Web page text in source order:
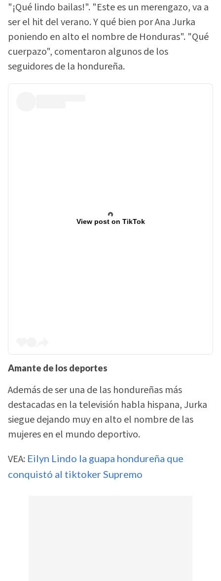
"¡Qué lindo bailas!". "Este es un merengazo, va a
ser el hit del verano. Y qué bien por Ana Jurka
poniendo en alto el nombre de Honduras". "Qué
cuerpazo", comentaron algunos de los
seguidores de la hondureña.
View post on TikTok
Amante de los deportes
Además de ser una de las hondureñas más
destacadas en la televisión habla hispana, Jurka
siegue dejando muy en alto el nombre de las
mujeres en el mundo deportivo.
VEA: Eilyn Lindo la guapa hondureña que
conquistó al tiktoker Supremo